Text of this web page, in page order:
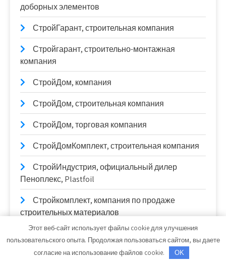
доборных элементов
СтройГарант, строительная компания
Стройгарант, строительно-монтажная
компания
СтройДом, компания
СтройДом, строительная компания
СтройДом, торговая компания
СтройДомКомплект, строительная компания
СтройИндустрия, официальный дилер
Пеноплекс, Plastfoil
Стройкомплект, компания по продаже
строительных материалов
СтройКровля
СтройКровРегион, производственный цех
Этот веб-сайт использует файлы cookie для улучшения
пользовательского опыта. Продолжая пользоваться сайтом, вы даете
согласие на использование файлов cookie.
OK